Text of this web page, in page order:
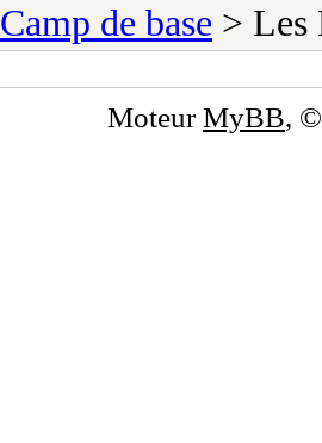
Camp de base > Les
MoteurMyBB,